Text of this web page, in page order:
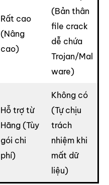
Rất cao
(Nâng
cao)
(Bản thân
file crack
dễ chứa
Trojan/Mal
ware)
Hỗ trợ từ
Hãng (Tùy
gói chi
phí)
Không có
(Tự chịu
trách
nhiệm khi
mất dữ
liệu)